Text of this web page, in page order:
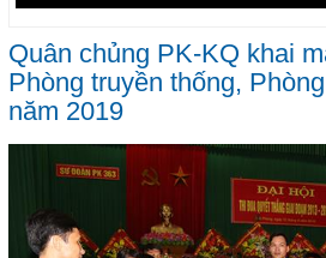
Quân chủng PK-KQ khai
Phòng truyền thống,
năm 2019